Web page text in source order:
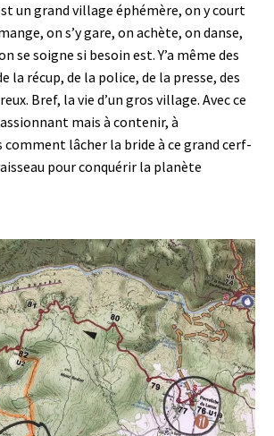
un grand village éphémère, on y court
on s’y gare, on achète, on danse,
se soigne si besoin est. Y’a même des
la récup, de la police, de la presse, des
Bref, la vie d’un gros village. Avec ce
mais à contenir, à
lâcher la bride à ce grand cerf-
pour conquérir la planète